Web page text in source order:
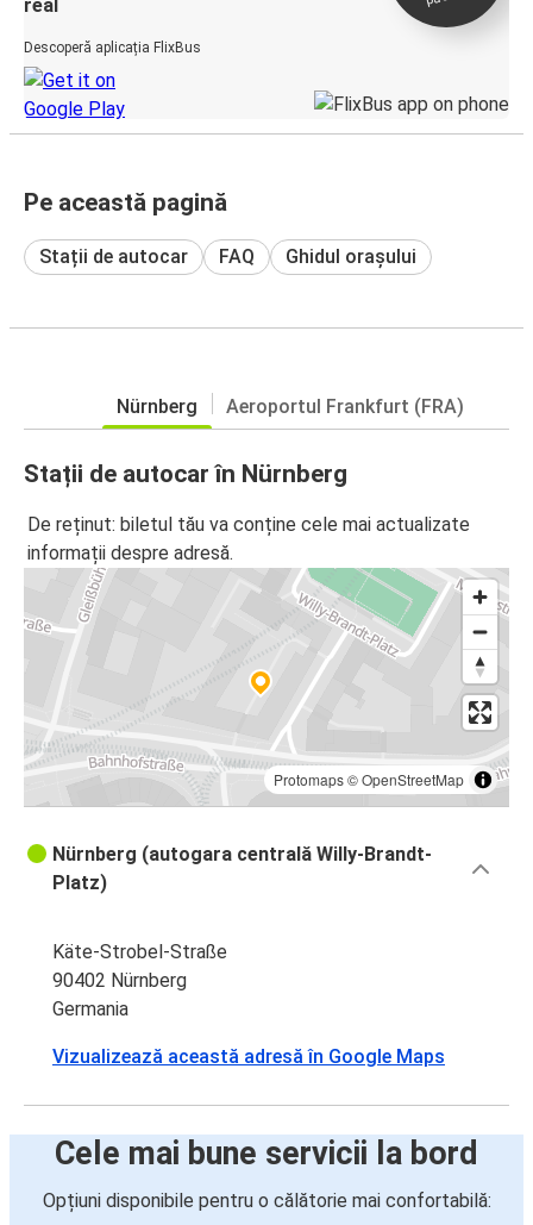
real
Descoperă aplicația FlixBus
Pe această pagină
Stații de autocar FAQ Ghidul orașului
Nürnberg Aeroportul Frankfurt (FRA)
Stații de autocar în Nürnberg
De reținut: biletul tău va conține cele mai actualizate
informații despre adresă.
Protomaps©OpenStreetMap
Nürnberg (autogara centrală Willy-Brandt-
Platz)
Käte-Strobel-Straße
90402 Nürnberg
Germania
Vizualizează această adresă în Google Maps
Cele mai bune servicii la bord
Opțiuni disponibile pentru o călătorie mai confortabilă: